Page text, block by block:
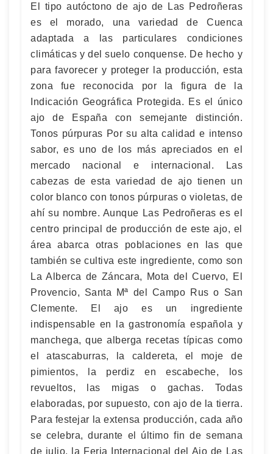
El tipo autóctono de ajo de Las Pedroñeras
es el morado, una variedad de Cuenca
adaptada a las particulares condiciones
climáticas y del suelo conquense. De hecho y
para favorecer y proteger la producción, esta
zona fue reconocida por la figura de la
Indicación Geográfica Protegida. Es el único
ajo de España con semejante distinción.
Tonos púrpuras Por su alta calidad e intenso
sabor, es uno de los más apreciados en el
mercado nacional e internacional. Las
cabezas de esta variedad de ajo tienen un
color blanco con tonos púrpuras o violetas, de
ahí su nombre. Aunque Las Pedroñeras es el
centro principal de producción de este ajo, el
área abarca otras poblaciones en las que
también se cultiva este ingrediente, como son
La Alberca de Záncara, Mota del Cuervo, El
Provencio, Santa Mª del Campo Rus o San
Clemente. El ajo es un ingrediente
indispensable en la gastronomía española y
manchega, que alberga recetas típicas como
el atascaburras, la caldereta, el moje de
pimientos, la perdiz en escabeche, los
revueltos, las migas o gachas. Todas
elaboradas, por supuesto, con ajo de la tierra.
Para festejar la extensa producción, cada año
se celebra, durante el último fin de semana
de julio, la Feria Internacional del Ajo de Las